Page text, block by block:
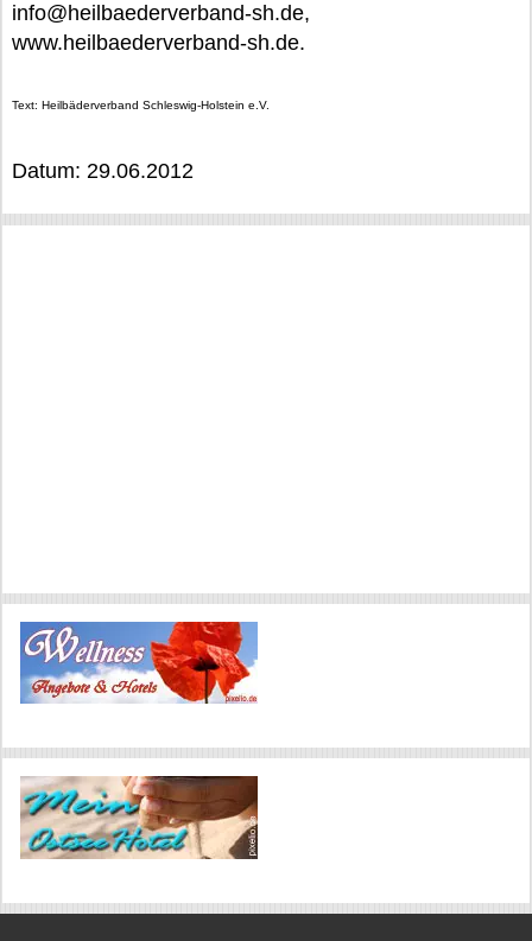
info@heilbaederverband-sh.de,
www.heilbaederverband-sh.de.
Text: Heilbäderverband Schleswig-Holstein e.V.
Datum: 29.06.2012